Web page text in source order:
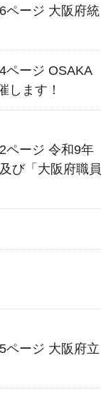
ページ 大阪府統
ページ OSAKA
します！
ページ 令和9年
び「大阪府職員
ページ 大阪府立